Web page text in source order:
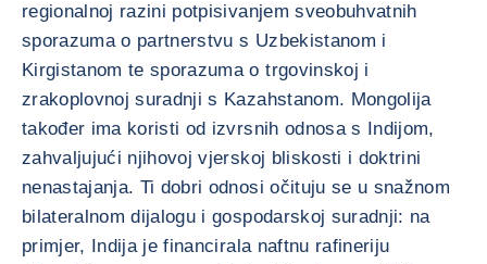
regionalnoj razini potpisivanjem sveobuhvatnih
sporazuma o partnerstvu s Uzbekistanom i
Kirgistanom te sporazuma o trgovinskoj i
zrakoplovnoj suradnji s Kazahstanom. Mongolija
također ima koristi od izvrsnih odnosa s Indijom,
zahvaljujući njihovoj vjerskoj bliskosti i doktrini
nenastajanja. Ti dobri odnosi očituju se u snažnom
bilateralnom dijalogu i gospodarskoj suradnji: na
primjer, Indija je financirala naftnu rafineriju